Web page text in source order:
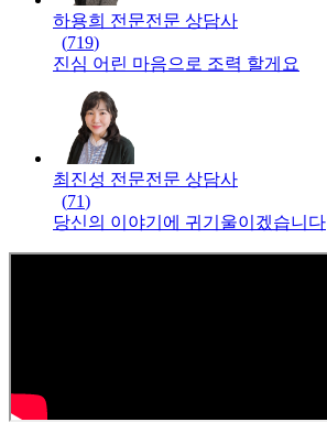
하용희 전문전문 상담사
(719)
진심 어린 마음으로 조력 할게요
최진성 전문전문 상담사
(71)
당신의 이야기에 귀기울이겠습니다